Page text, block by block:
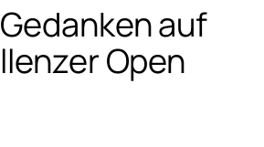
auf
Open